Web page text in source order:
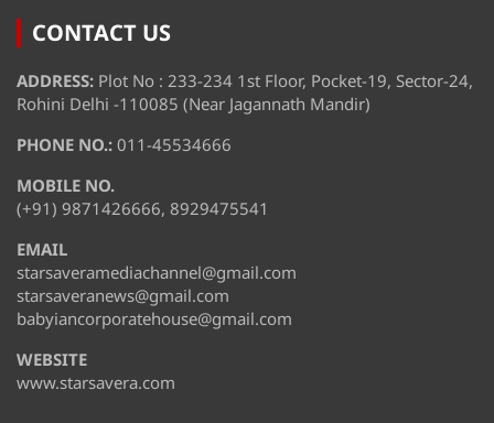
CONTACT US
ADDRESS: Plot No : 233-234 1st Floor, Pocket-19, Sector-24,
Rohini Delhi -110085 (Near Jagannath Mandir)
PHONE NO.: 011-45534666
MOBILE NO.
(+91) 9871426666, 8929475541
EMAIL
starsaveramediachannel@gmail.com
starsaveranews@gmail.com
babyiancorporatehouse@gmail.com
WEBSITE
www.starsavera.com